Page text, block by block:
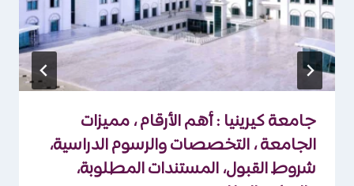
جامعة كيرينيا : أهم الأرقام ، مميزات
الجامعة ، التخصصات والرسوم الدراسية،
شروط القبول، المستندات المطلوبة،